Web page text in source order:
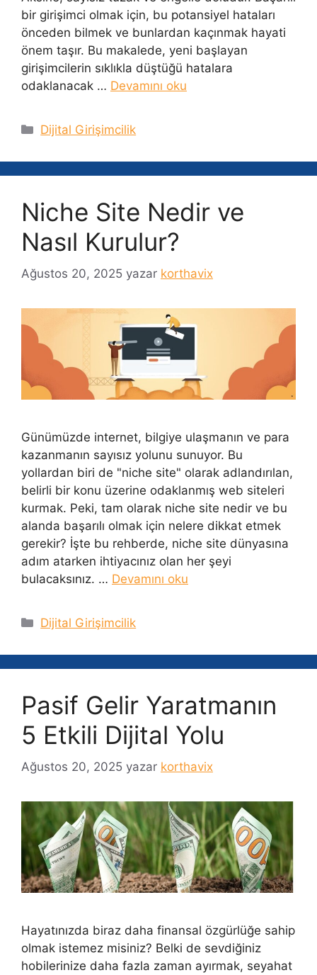
bir girişimci olmak için, bu potansiyel hataları
önceden bilmek ve bunlardan kaçınmak hayati
önem taşır. Bu makalede, yeni başlayan
girişimcilerin sıklıkla düştüğü hatalara
odaklanacak … Devamını oku
Kategoriler
Dijital Girişimcilik
Niche Site Nedir ve
Nasıl Kurulur?
Ağustos 20, 2025 yazar korthavix
Günümüzde internet, bilgiye ulaşmanın ve para
kazanmanın sayısız yolunu sunuyor. Bu
yollardan biri de "niche site" olarak adlandırılan,
belirli bir konu üzerine odaklanmış web siteleri
kurmak. Peki, tam olarak niche site nedir ve bu
alanda başarılı olmak için nelere dikkat etmek
gerekir? İşte bu rehberde, niche site dünyasına
adım atarken ihtiyacınız olan her şeyi
bulacaksınız. … Devamını oku
Kategoriler
Dijital Girişimcilik
Pasif Gelir Yaratmanın
5 Etkili Dijital Yolu
Ağustos 20, 2025 yazar korthavix
Hayatınızda biraz daha finansal özgürlüğe sahip
olmak istemez misiniz? Belki de sevdiğiniz
hobilerinize daha fazla zaman ayırmak, seyahat